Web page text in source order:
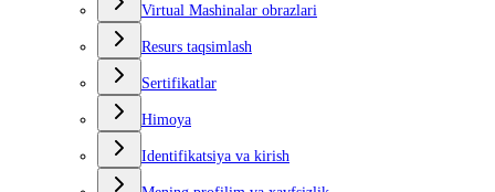
Virtual Mashinalar obrazlari
Resurs taqsimlash
Sertifikatlar
Himoya
Identifikatsiya va kirish